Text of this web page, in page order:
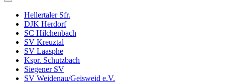
Hellertaler Sfr.
DJK Herdorf
SC Hilchenbach
SV Kreuztal
SV Laasphe
Kspr. Schutzbach
Siegener SV
SV Weidenau/Geisweid e.V.